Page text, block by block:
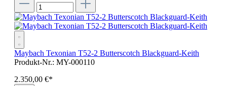
Maybach Texonian T52-2 Butterscotch Blackguard-Keith
Produkt-Nr.: MY-000110
2.350,00 €*